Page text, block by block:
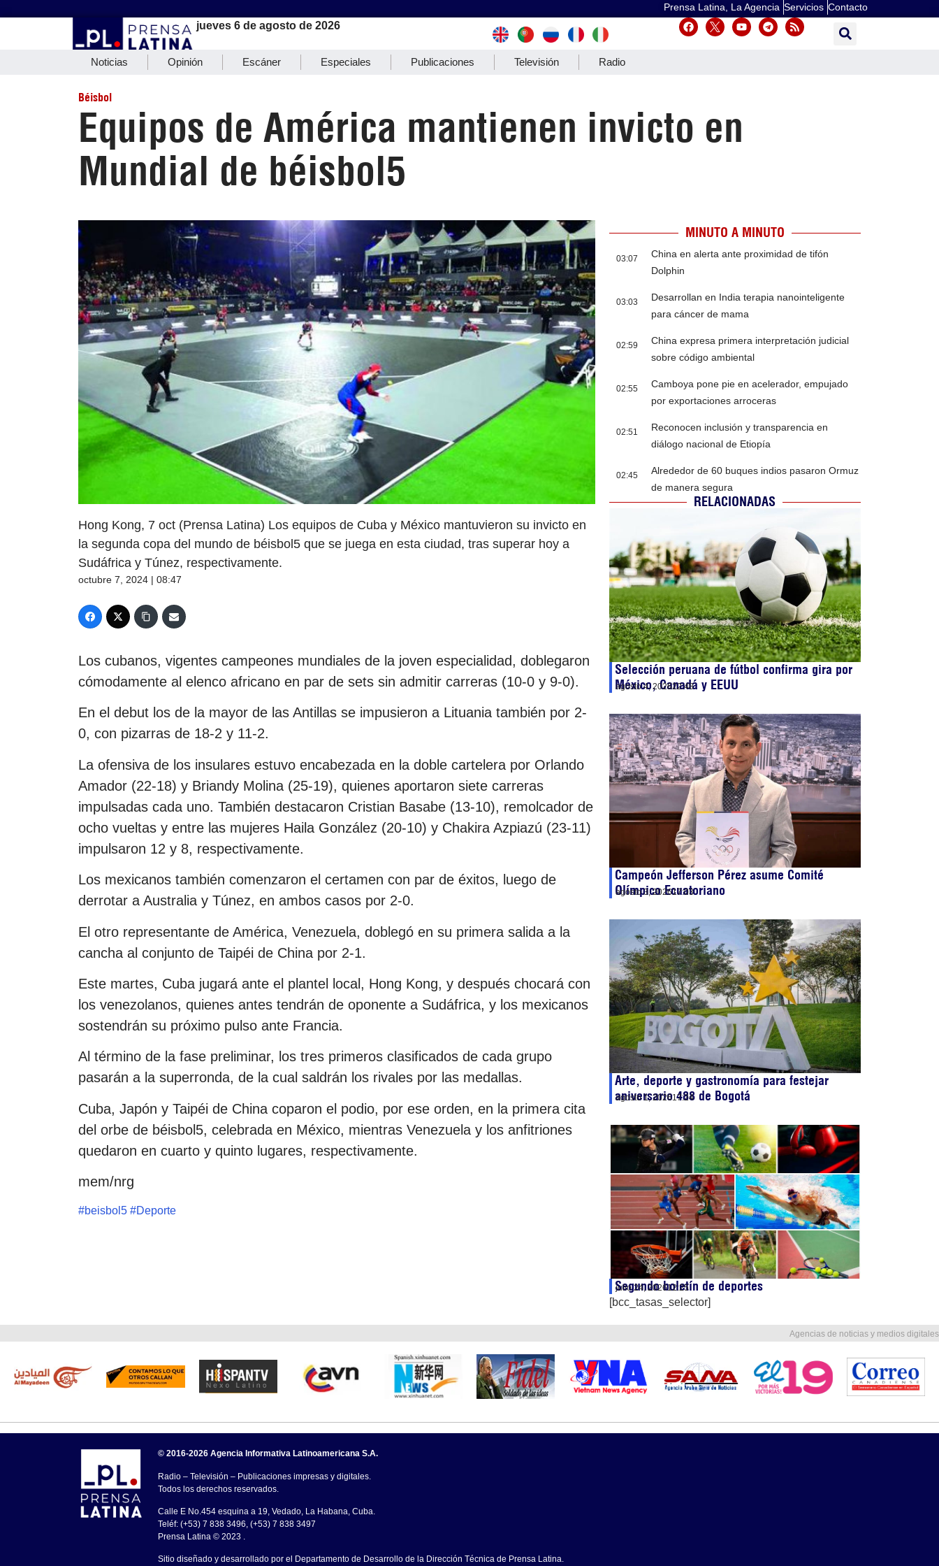
Prensa Latina, La Agencia Servicios Contacto
jueves 6 de agosto de 2026
Noticias Opinión Escáner Especiales Publicaciones Televisión Radio
Béisbol
Equipos de América mantienen invicto en
Mundial de béisbol5
Hong Kong, 7 oct (Prensa Latina) Los equipos de Cuba y México mantuvieron su invicto en
la segunda copa del mundo de béisbol5 que se juega en esta ciudad, tras superar hoy a
Sudáfrica y Túnez, respectivamente.
octubre 7, 2024 | 08:47
Los cubanos, vigentes campeones mundiales de la joven especialidad, doblegaron
cómodamente al elenco africano en par de sets sin admitir carreras (10-0 y 9-0).
En el debut los de la mayor de las Antillas se impusieron a Lituania también por 2-
0, con pizarras de 18-2 y 11-2.
La ofensiva de los insulares estuvo encabezada en la doble cartelera por Orlando
Amador (22-18) y Briandy Molina (25-19), quienes aportaron siete carreras
impulsadas cada uno. También destacaron Cristian Basabe (13-10), remolcador de
ocho vueltas y entre las mujeres Haila González (20-10) y Chakira Azpiazú (23-11)
impulsaron 12 y 8, respectivamente.
Los mexicanos también comenzaron el certamen con par de éxitos, luego de
derrotar a Australia y Túnez, en ambos casos por 2-0.
El otro representante de América, Venezuela, doblegó en su primera salida a la
cancha al conjunto de Taipéi de China por 2-1.
Este martes, Cuba jugará ante el plantel local, Hong Kong, y después chocará con
los venezolanos, quienes antes tendrán de oponente a Sudáfrica, y los mexicanos
sostendrán su próximo pulso ante Francia.
Al término de la fase preliminar, los tres primeros clasificados de cada grupo
pasarán a la superronda, de la cual saldrán los rivales por las medallas.
Cuba, Japón y Taipéi de China coparon el podio, por ese orden, en la primera cita
del orbe de béisbol5, celebrada en México, mientras Venezuela y los anfitriones
quedaron en cuarto y quinto lugares, respectivamente.
mem/nrg
#beisbol5 #Deporte
MINUTO A MINUTO
03:07
China en alerta ante proximidad de tifón
Dolphin
03:03
Desarrollan en India terapia nanointeligente
para cáncer de mama
02:59
China expresa primera interpretación judicial
sobre código ambiental
02:55
Camboya pone pie en acelerador, empujado
por exportaciones arroceras
02:51
Reconocen inclusión y transparencia en
diálogo nacional de Etiopía
02:45
Alrededor de 60 buques indios pasaron Ormuz
de manera segura
RELACIONADAS
Selección peruana de fútbol confirma gira por
México, Canadá y EEUU
agosto 4, 202622:48
Campeón Jefferson Pérez asume Comité
Olímpico Ecuatoriano
agosto 3, 202617:03
Arte, deporte y gastronomía para festejar
aniversario 488 de Bogotá
agosto 1, 202617:24
Segundo boletín de deportes
julio 24, 202612:25
[bcc_tasas_selector]
Agencias de noticias y medios digitales
© 2016-2026 Agencia Informativa Latinoamericana S.A.
Radio – Televisión – Publicaciones impresas y digitales.
Todos los derechos reservados.
Calle E No.454 esquina a 19, Vedado, La Habana, Cuba.
Teléf: (+53) 7 838 3496, (+53) 7 838 3497
Prensa Latina © 2023 .
Sitio diseñado y desarrollado por el Departamento de Desarrollo de la Dirección Técnica de Prensa Latina.